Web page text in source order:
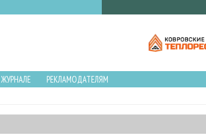
РЕКЛАМОДАТЕЛЯМ